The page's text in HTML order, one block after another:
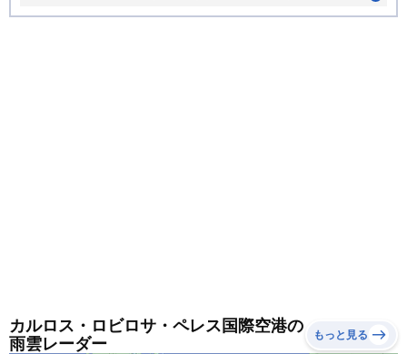
カルロス・ロビロサ・ペレス国際空港の
雨雲レーダー
もっと見る